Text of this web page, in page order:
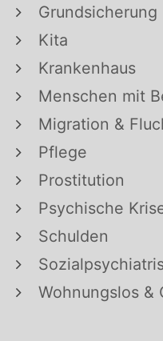
Grundsicherung
Kita
Krankenhaus
Menschen mit
Migration &
Pflege
Prostitution
Psychische
Schulden
Wohnungslos &